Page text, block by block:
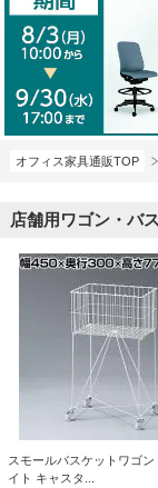
オフィス家具通販TOP
店舗用ワゴン・バ
スモールバスケットワゴン
イト キャスタ...